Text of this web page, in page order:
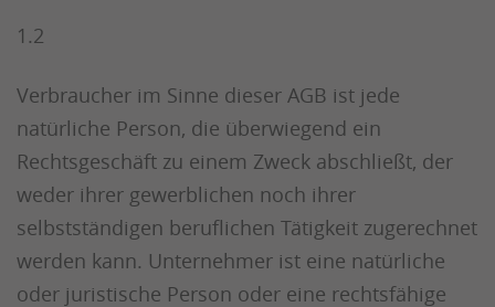
1.2
Verbraucher im Sinne dieser AGB ist jede
natürliche Person, die überwiegend ein
Rechtsgeschäft zu einem Zweck abschließt, der
weder ihrer gewerblichen noch ihrer
selbstständigen beruflichen Tätigkeit zugerechnet
werden kann. Unternehmer ist eine natürliche
oder juristische Person oder eine rechtsfähige